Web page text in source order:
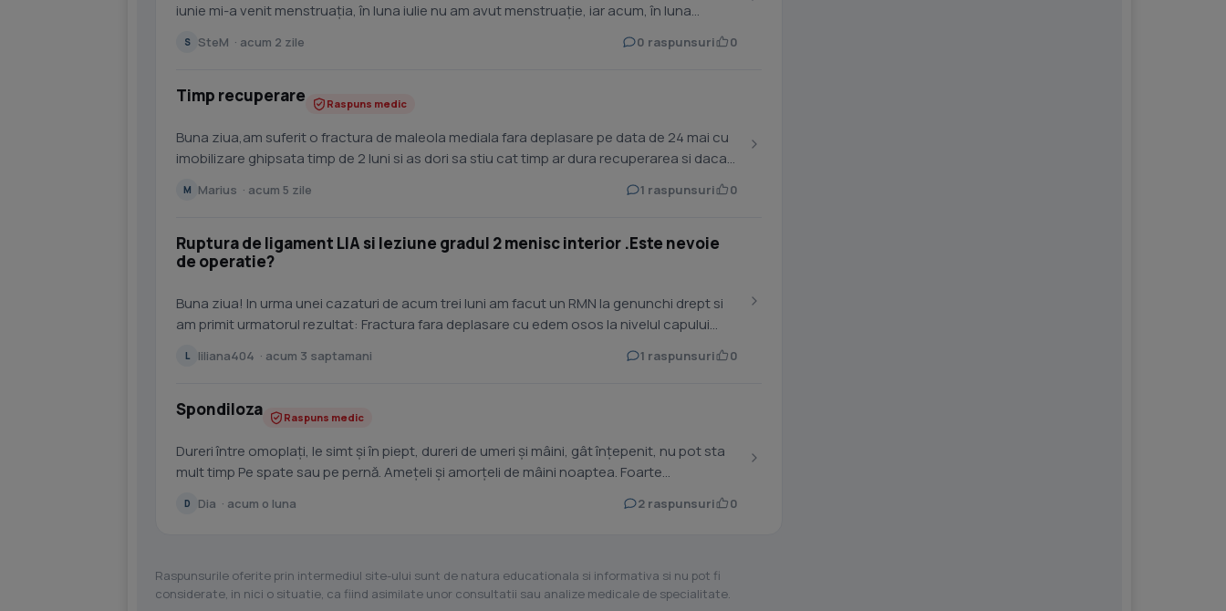
iunie mi-a venit menstruația, în luna iulie nu am avut menstruație, iar acum, în luna
S SteM · acum 2 zile 0 raspunsuri 0
Timp recuperare Raspuns medic
Buna ziua,am suferit o fractura de maleola mediala fara deplasare pe data de 24 mai cu
imobilizare ghipsata timp de 2 luni si as dori sa stiu cat timp ar dura recuperarea si daca
M Marius · acum 5 zile 1 raspunsuri 0
Ruptura de ligament LIA si leziune gradul 2 menisc interior .Este nevoie
de operatie?
Buna ziua! In urma unei cazaturi de acum trei luni am facut un RMN la genunchi drept si
am primit urmatorul rezultat: Fractura fara deplasare cu edem osos la nivelul capului
L liliana404 · acum 3 saptamani 1 raspunsuri 0
Spondiloza Raspuns medic
Dureri între omoplați, le simt și în piept, dureri de umeri și mâini, gât înțepenit, nu pot sta
mult timp Pe spate sau pe pernă. Amețeli și amorțeli de mâini noaptea. Foarte...
D Dia · acum o luna 2 raspunsuri 0
Raspunsurile oferite prin intermediul site-ului sunt de natura educationala si informativa si nu pot fi
considerate, in nici o situatie, ca fiind asimilate unor consultatii sau analize medicale de specialitate.